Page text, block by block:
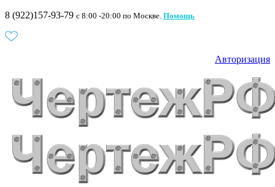
8 (922)157-93-79 c 8:00 -20:00 по Москве. Помощь
Авторизация